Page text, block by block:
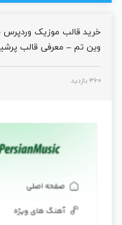
خرید قالب موزیک
وین تم – معرفی قالب
۳۶۰ بازدید